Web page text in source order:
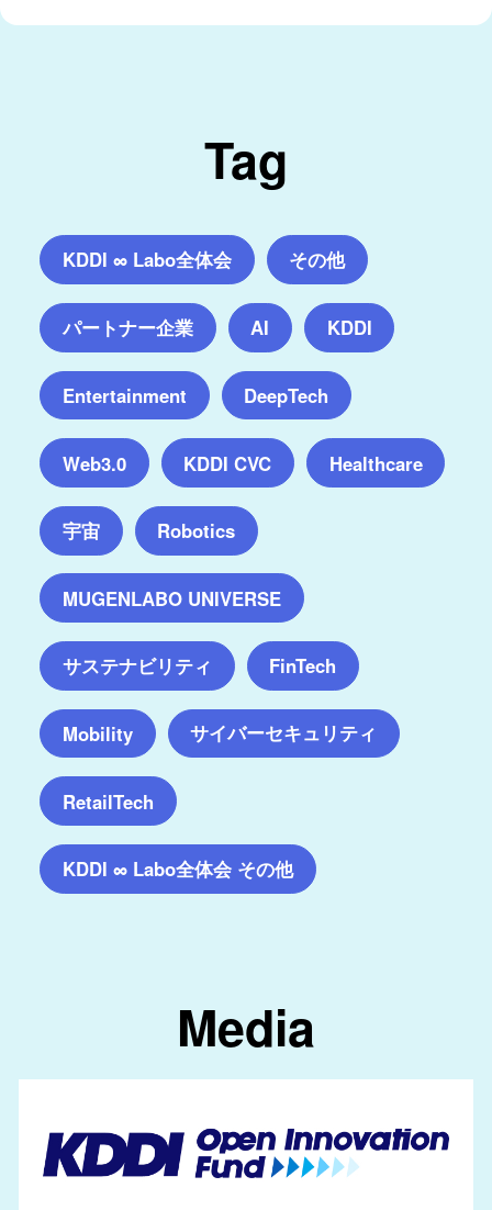
Tag
KDDI ∞ Labo全体会 その他
パートナー企業 AI KDDI
Entertainment DeepTech
Web3.0 KDDI CVC Healthcare
宇宙 Robotics
MUGENLABO UNIVERSE
サステナビリティ FinTech
Mobility サイバーセキュリティ
RetailTech
KDDI ∞ Labo全体会 その他
Media